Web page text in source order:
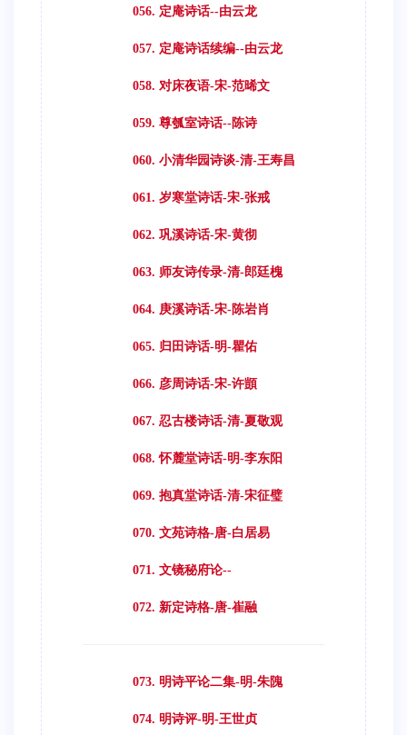
056. 定庵诗话--由云龙
057. 定庵诗话续编--由云龙
058. 对床夜语-宋-范晞文
059. 尊瓠室诗话--陈诗
060. 小清华园诗谈-清-王寿昌
061. 岁寒堂诗话-宋-张戒
062. 巩溪诗话-宋-黄彻
063. 师友诗传录-清-郎廷槐
064. 庚溪诗话-宋-陈岩肖
065. 归田诗话-明-瞿佑
066. 彦周诗话-宋-许顗
067. 忍古楼诗话-清-夏敬观
068. 怀麓堂诗话-明-李东阳
069. 抱真堂诗话-清-宋征璧
070. 文苑诗格-唐-白居易
071. 文镜秘府论--
072. 新定诗格-唐-崔融
073. 明诗平论二集-明-朱隗
074. 明诗评-明-王世贞